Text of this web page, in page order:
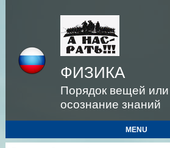
ФИЗИКА
Порядок вещей или
осознание знаний
MENU